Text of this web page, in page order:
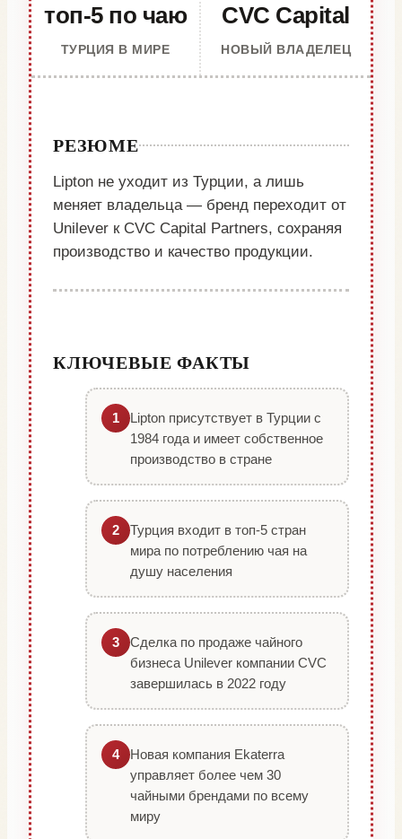
топ-5 по чаю
ТУРЦИЯ В МИРЕ
CVC Capital
НОВЫЙ ВЛАДЕЛЕЦ
РЕЗЮМЕ
Lipton не уходит из Турции, а лишь
меняет владельца — бренд переходит от
Unilever к CVC Capital Partners, сохраняя
производство и качество продукции.
КЛЮЧЕВЫЕ ФАКТЫ
1
Lipton присутствует в Турции с
1984 года и имеет собственное
производство в стране
2
Турция входит в топ-5 стран
мира по потреблению чая на
душу населения
3
Сделка по продаже чайного
бизнеса Unilever компании CVC
завершилась в 2022 году
4
Новая компания Ekaterra
управляет более чем 30
чайными брендами по всему
миру